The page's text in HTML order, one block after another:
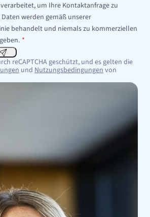
um Ihre Kontaktanfrage zu
werden gemäß unserer
behandelt und niemals zu kommerziellen
*
reCAPTCHA geschützt, und es gelten die
und Nutzungsbedingungenvon